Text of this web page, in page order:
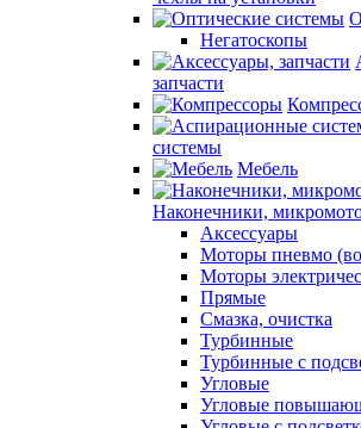
Негатоскопы
запчасти
системы
Мебель
Наконечники,
Аксессуары
Моторы пневмо
Моторы
Прямые
Смазка, очистка
Турбинные
Турбинные с
Угловые
Угловые